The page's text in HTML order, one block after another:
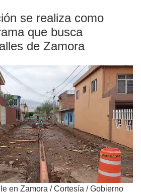
se realiza como
que busca
de Zamora
en Zamora /Cortesía / Gobierno